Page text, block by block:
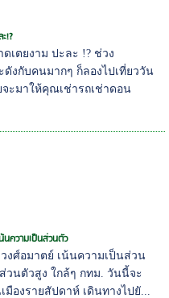
!?
ดเตยงาม ปะละ !? ช่วง
งกับคนมากๆ ก็ลองไปเที่ยววัน
ะมาให้คุณเช่ารถเช่าดอน
นความเป็นส่วนตัว
งศ์อมาตย์ เน้นความเป็นส่วน
วนตัวสูง ใกล้ๆ กทม. วันนี้จะ
องรายสัปดาห์ เดินทางไปยั...